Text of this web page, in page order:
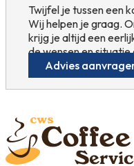
Twijfel je tussen een
Wij helpen je graag.
krijg je altijd een
de wensen en
Advies